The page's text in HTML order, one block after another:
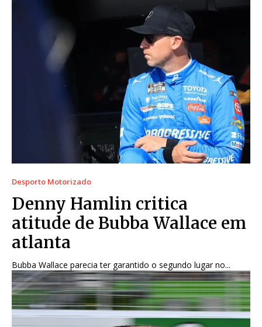
Desporto Motorizado
Denny Hamlin critica
atitude de Bubba Wallace em
atlanta
Bubba Wallace parecia ter garantido o segundo lugar no...